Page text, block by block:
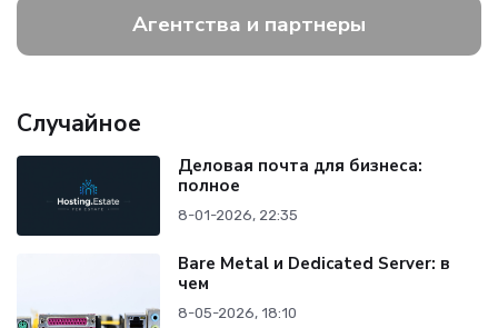
Агентства и партнеры
Случайное
Деловая почта для бизнеса:
полное
8-01-2026, 22:35
Bare Metal и Dedicated Server: в
чем
8-05-2026, 18:10